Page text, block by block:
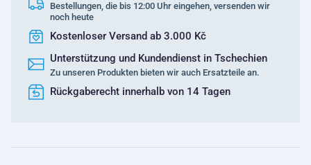
Bestellungen, die bis 12:00 Uhr eingehen, versenden wir
noch heute
Kostenloser Versand ab 3.000 Kč
Unterstützung und Kundendienst in Tschechien
Zu unseren Produkten bieten wir auch Ersatzteile an.
Rückgaberecht innerhalb von 14 Tagen